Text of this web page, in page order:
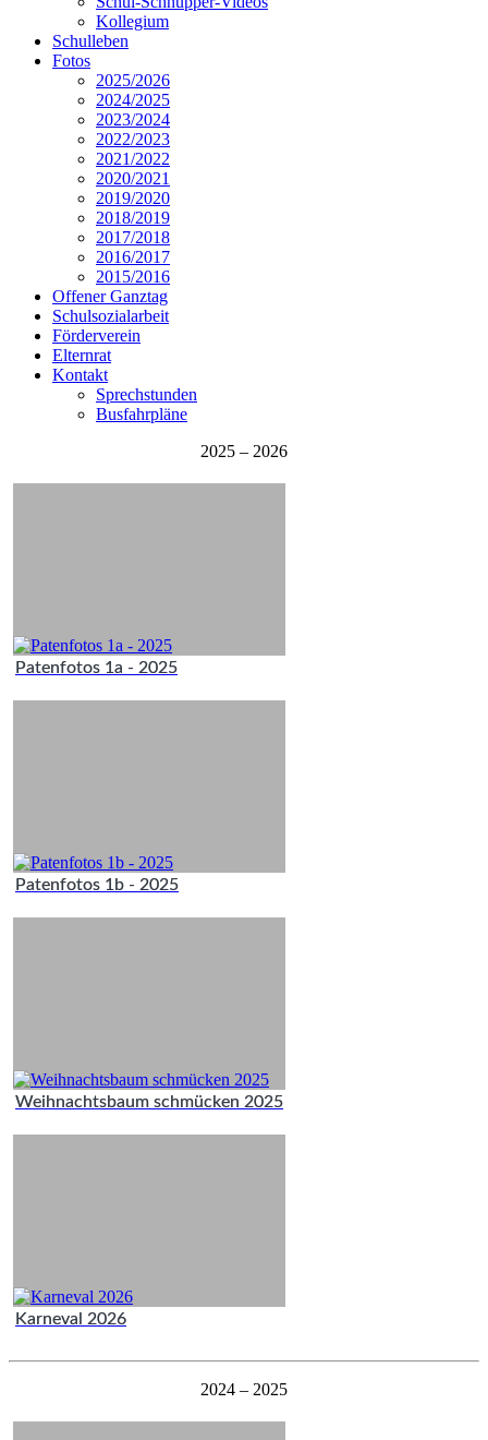
Kollegium
Schulleben
Fotos
2025/2026
2024/2025
2023/2024
2022/2023
2021/2022
2020/2021
2019/2020
2018/2019
2017/2018
2016/2017
2015/2016
Offener Ganztag
Schulsozialarbeit
Förderverein
Elternrat
Kontakt
Sprechstunden
Busfahrpläne
2025 – 2026
Patenfotos 1a - 2025
Patenfotos 1b - 2025
Weihnachtsbaum schmücken 2025
Karneval 2026
2024 – 2025